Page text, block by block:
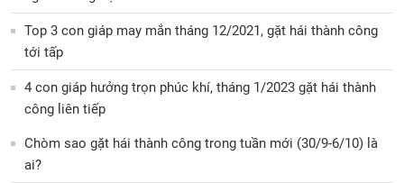
Top 3 con giáp may mắn tháng 12/2021, gặt hái thành công
tới tấp
4 con giáp hưởng trọn phúc khí, tháng 1/2023 gặt hái thành
công liên tiếp
Chòm sao gặt hái thành công trong tuần mới (30/9-6/10) là
ai?